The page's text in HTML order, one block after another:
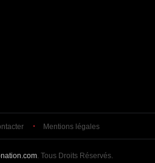
Mentions légales
. Tous Droits Réservés.